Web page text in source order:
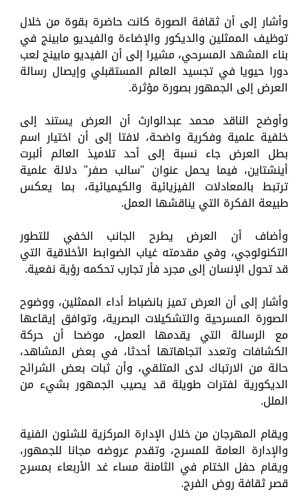
وأشار إلى أن ثقافة الصورة كانت حاضرة بقوة من خلال
توظيف الممثلين والديكور والإضاءة والفيديو مابينج في
بناء المشهد المسرحي، مشيرا إلى أن الفيديو مابينج لعب
دورا حيويا في تجسيد العالم المستقبلي وإيصال رسالة
العرض إلى الجمهور بصورة مؤثرة.
وأوضح الناقد محمد عبدالوارث أن العرض يستند إلى
خلفية علمية وفكرية واضحة، لافتا إلى أن اختيار اسم
بطل العرض جاء نسبة إلى أحد تلاميذ العالم ألبرت
أينشتاين، فيما يحمل عنوان "سالب صفر" دلالة علمية
ترتبط بالمعادلات الفيزيائية والكيميائية، بما يعكس
طبيعة الفكرة التي يناقشها العمل.
وأضاف أن العرض يطرح الجانب الخفي للتطور
التكنولوجي، وفي مقدمته غياب الضوابط الأخلاقية التي
قد تحول الإنسان إلى مجرد فأر تجارب تحكمه رؤية نفعية.
وأشار إلى أن العرض تميز بانضباط أداء الممثلين، ووضوح
الصورة المسرحية والتشكيلات البصرية، وتوافق إيقاعها
مع الرسالة التي يقدمها العمل، موضحا أن حركة
الكشافات وتعدد اتجاهاتها أحدثا، في بعض المشاهد،
حالة من الارتباك لدى المتلقي، وأن ثبات بعض الشرائح
الديكورية لفترات طويلة قد يصيب الجمهور بشيء من
الملل.
ويقام المهرجان من خلال الإدارة المركزية للشئون الفنية
والإدارة العامة للمسرح، وتقدم عروضه مجانا للجمهور،
ويقام حفل الختام في الثامنة مساء غد الأربعاء بمسرح
قصر ثقافة روض الفرج.